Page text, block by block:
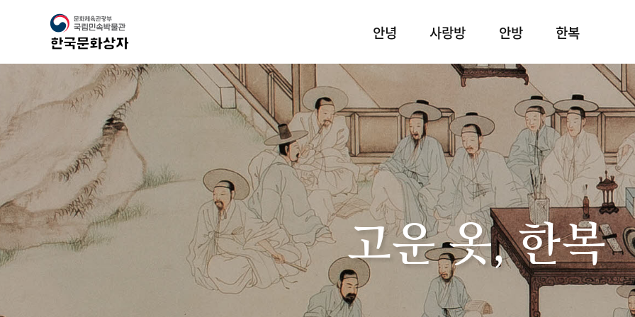
안녕 사랑방 안방 한복
고운 옷, 한복